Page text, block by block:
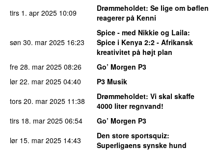
tirs 1. apr 2025 10:09 Drømmeholdet: Se lige om bøflen
reagerer på Kenni
søn 30. mar 2025 16:23
Spice - med Nikkie og Laila:
Spice i Kenya 2:2 - Afrikansk
kreativitet på højt plan
fre 28. mar 2025 08:26
Go’ Morgen P3
lør 22. mar 2025 04:40
P3 Musik
tors 20. mar 2025 11:38 Drømmeholdet: Vi skal skaffe
4000 liter regnvand!
tirs 18. mar 2025 06:54
Go’ Morgen P3
lør 15. mar 2025 14:43 Den store sportsquiz:
Superligaens synske hund